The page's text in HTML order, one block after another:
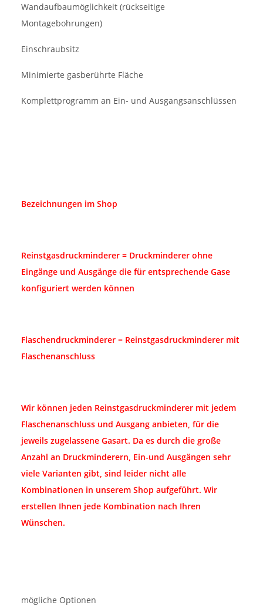
Wandaufbaumöglichkeit (rückseitige
Montagebohrungen)
Einschraubsitz
Minimierte gasberührte Fläche
Komplettprogramm an Ein- und Ausgangsanschlüssen
Bezeichnungen im Shop
Reinstgasdruckminderer = Druckminderer ohne
Eingänge und Ausgänge die für entsprechende Gase
konfiguriert werden können
Flaschendruckminderer = Reinstgasdruckminderer mit
Flaschenanschluss
Wir können jeden Reinstgasdruckminderer mit jedem
Flaschenanschluss und Ausgang anbieten, für die
jeweils zugelassene Gasart. Da es durch die große
Anzahl an Druckminderern, Ein-und Ausgängen sehr
viele Varianten gibt, sind leider nicht alle
Kombinationen in unserem Shop aufgeführt. Wir
erstellen Ihnen jede Kombination nach Ihren
Wünschen.
mögliche Optionen